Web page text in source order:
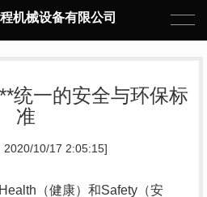
机械设备有限公司
统一的安全与环保标
准
2020/10/17 2:05:15]
（健康）和Safety（安